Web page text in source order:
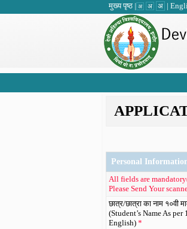
मुख्य पृष्ठ | अ अ अ |
Personal
All fields are
Please Send Your
छात्र/छात्रा का नाम १०वी
(Student’s Name As
English) *